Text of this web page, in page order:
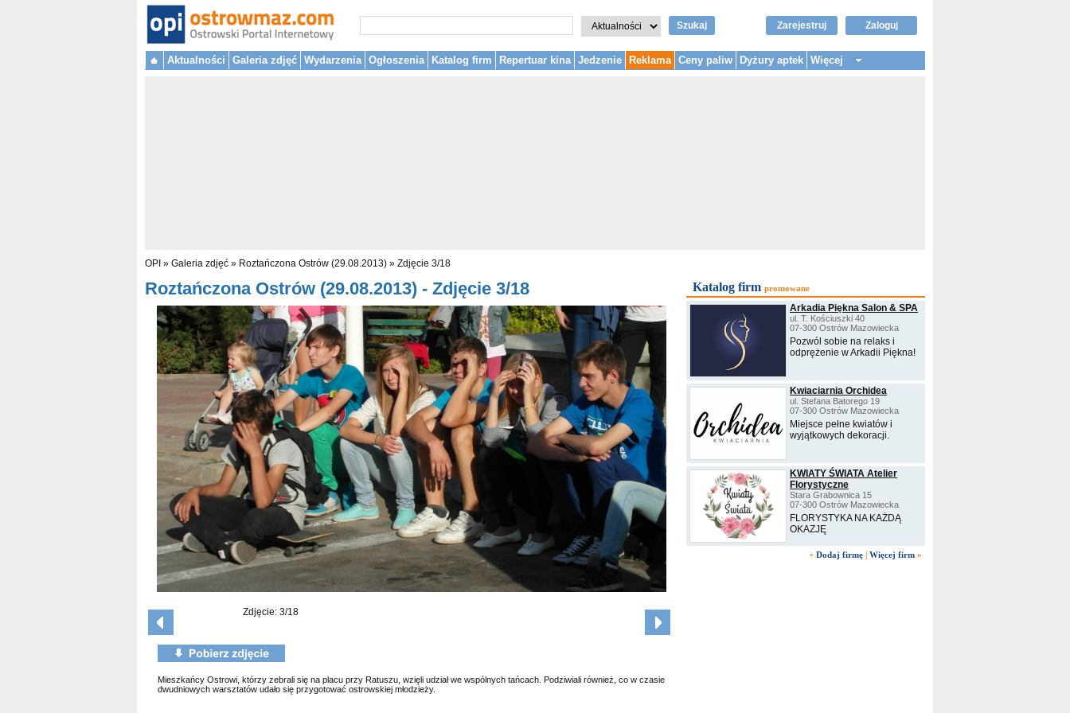
Szukaj Zaloguj
Zarejestruj
Aktualności Galeria zdjęć Wydarzenia Ogłoszenia Katalog firm Repertuar kina Jedzenie Reklama Ceny paliw Dyżury aptek Więcej
OPI » Galeria zdjęć » Roztańczona Ostrów (29.08.2013) » Zdjęcie 3/18
Roztańczona Ostrów (29.08.2013) - Zdjęcie 3/18
Zdjęcie: 3/18
Mieszkańcy Ostrowi, którzy zebrali się na placu przy Ratuszu, wzięli udział we wspólnych tańcach. Podziwiali również, co w czasie
dwudniowych warsztatów udało się przygotować ostrowskiej młodzieży.
Katalog firm promowane
Arkadia Piękna Salon & SPA
ul. T. Kościuszki 40
07-300 Ostrów Mazowiecka
Pozwól sobie na relaks i
odprężenie w Arkadii Piękna!
Kwiaciarnia Orchidea
ul. Stefana Batorego 19
07-300 Ostrów Mazowiecka
Miejsce pełne kwiatów i
wyjątkowych dekoracji.
KWIATY ŚWIATA Atelier
Florystyczne
Stara Grabownica 15
07-300 Ostrów Mazowiecka
FLORYSTYKA NA KAŻDĄ
OKAZJĘ
+ Dodaj firmę | Więcej firm »